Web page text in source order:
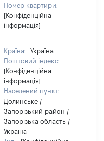
Номер квартири:
[Конфіденційна
інформація]
Країна:
Україна
Поштовий індекс:
[Конфіденційна
інформація]
Населений пункт:
Долинське /
Запорізький район /
Запорізька область /
Україна